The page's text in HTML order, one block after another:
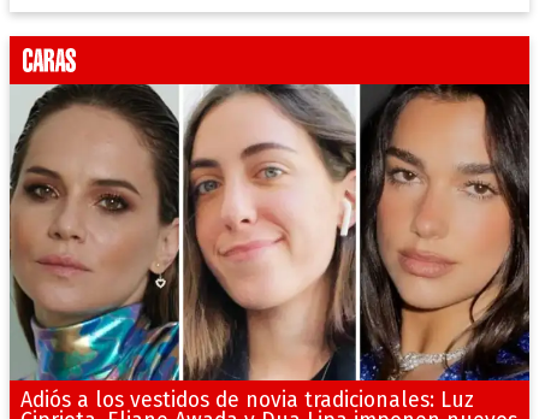
Adiós a los vestidos de novia tradicionales: Luz